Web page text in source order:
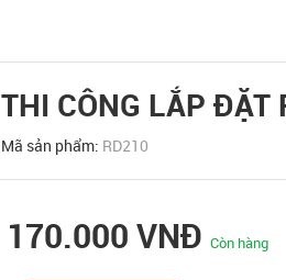
THI CÔNG LẮP ĐẶT
Mã sản phẩm: RD210
170.000 VNĐCòn hàng